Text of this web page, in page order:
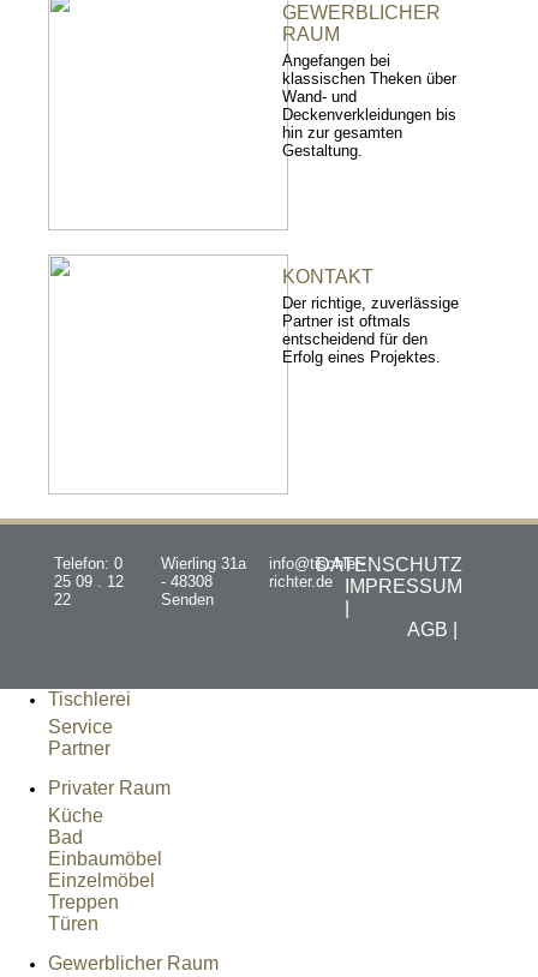
GEWERBLICHER
RAUM
Angefangen bei
klassischen Theken über
Wand- und
Deckenverkleidungen bis
hin zur gesamten
Gestaltung.
KONTAKT
Der richtige, zuverlässige
Partner ist oftmals
entscheidend für den
Erfolg eines Projektes.
Telefon: 0
25 09 . 12
22
Wierling 31a
- 48308
Senden
info@tischler-
richter.de
DATENSCHUTZ
IMPRESSUM
AGB |
Tischlerei
Service
Partner
Privater Raum
Küche
Bad
Einbaumöbel
Einzelmöbel
Treppen
Türen
Gewerblicher Raum